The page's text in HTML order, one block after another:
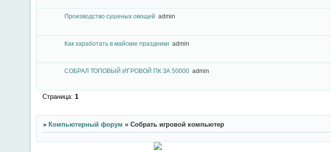
Производство сушеных овощей admin
Как заработать в майские праздники admin
СОБРАЛ ТОПОВЫЙ ИГРОВОЙ ПК ЗА 50000 admin
Страница: 1
» Компьютерный форум » Собрать игровой компьютер